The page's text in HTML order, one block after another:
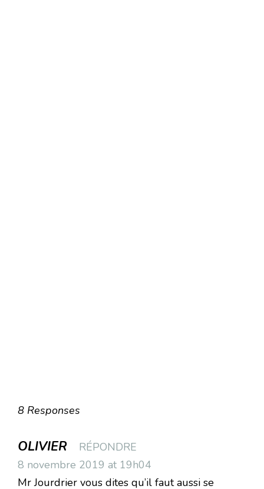
8 Responses
OLIVIER
RÉPONDRE
8 novembre 2019 at 19h04
Mr Jourdrier vous dites qu’il faut aussi se